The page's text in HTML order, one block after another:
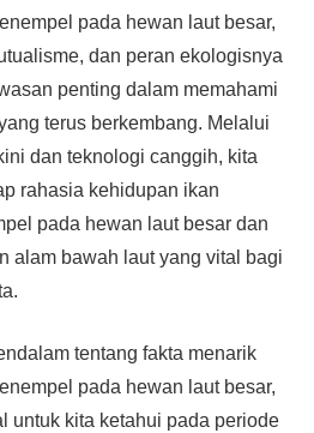
pada hewan laut besar,
dan peran ekologisnya
penting dalam memahami
terus berkembang. Melalui
dan teknologi canggih, kita
rahasia kehidupan ikan
pada hewan laut besar dan
alam bawah laut yang vital bagi
tentang fakta menarik
pada hewan laut besar,
untuk kita ketahui pada periode